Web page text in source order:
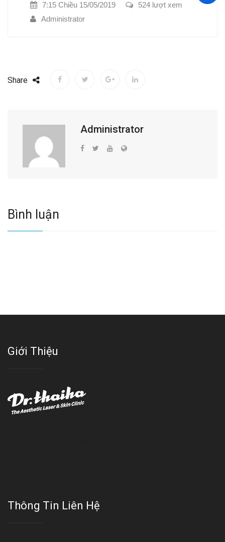
7:15 Chiều 15/05/2019
524 lượt xem
Administrator
Share
Administrator
Bình luận
Giới Thiệu
Thông Tin Liên Hệ